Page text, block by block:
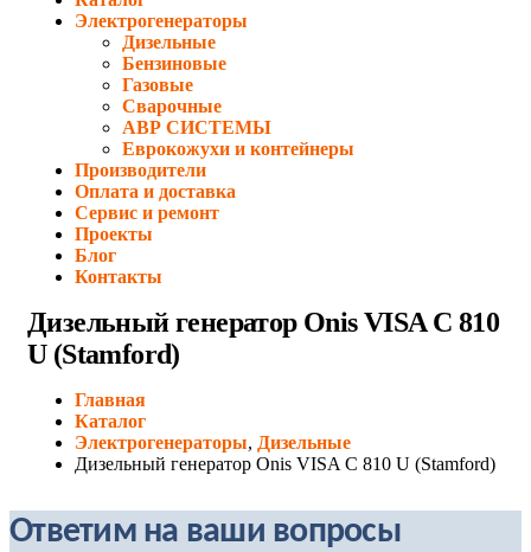
Электрогенераторы
Дизельные
Бензиновые
Газовые
Сварочные
АВР СИСТЕМЫ
Еврокожухи и контейнеры
Производители
Оплата и доставка
Сервис и ремонт
Проекты
Блог
Контакты
Дизельный генератор Onis VISA C 810
U (Stamford)
Главная
Каталог
Электрогенераторы, Дизельные
Дизельный генератор Onis VISA C 810 U (Stamford)
Ответим на ваши вопросы